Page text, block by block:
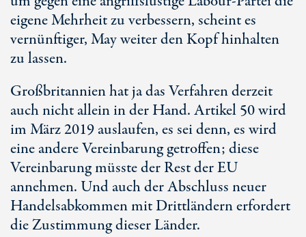
eigene Mehrheit zu verbessern, scheint es
vernünftiger, May weiter den Kopf hinhalten
zu lassen.
Großbritannien hat ja das Verfahren derzeit
auch nicht allein in der Hand. Artikel 50 wird
im März 2019 auslaufen, es sei denn, es wird
eine andere Vereinbarung getroffen; diese
Vereinbarung müsste der Rest der EU
annehmen. Und auch der Abschluss neuer
Handelsabkommen mit Drittländern erfordert
die Zustimmung dieser Länder.